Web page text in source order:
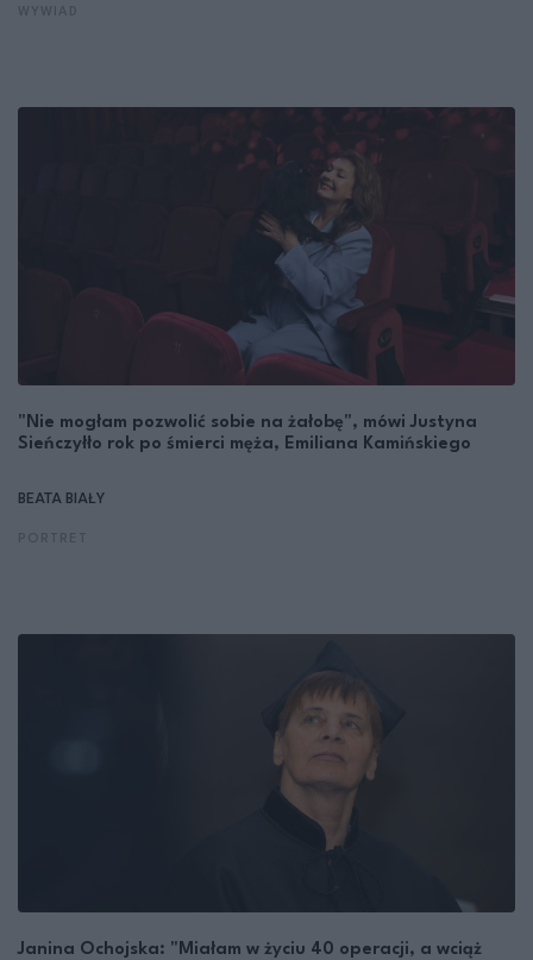
"Nie mogłam pozwolić sobie na żałobę", mówi Justyna
Sieńczyłło rok po śmierci męża, Emiliana Kamińskiego
BEATA BIAŁY
Janina Ochojska: "Miałam w życiu 40 operacji, a wciąż